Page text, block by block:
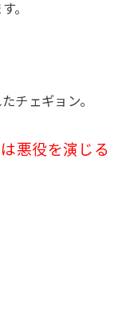
。
チェギョン。
悪役を演じる